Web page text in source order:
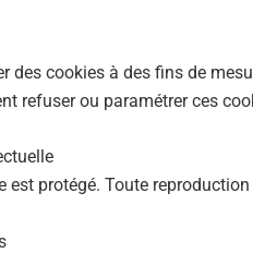
des cookies à des fins de
refuser ou paramétrer ces
est protégé. Toute